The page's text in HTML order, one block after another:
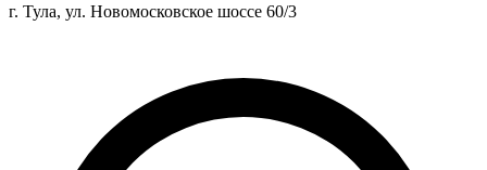
г. Тула, ул. Новомосковское шоссе 60/3